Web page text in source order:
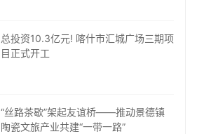
总投资10.3亿元! 喀什市汇城广场三期项
目正式开工
“丝路茶歇”架起友谊桥——推动景德镇
陶瓷文旅产业共建“一带一路”